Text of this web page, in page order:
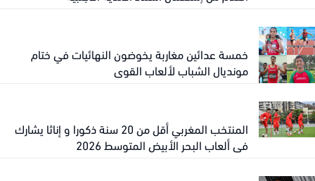
خمسة عدائين مغاربة يخوضون النهائيات في ختام
مونديال الشباب لألعاب القوى
المنتخب المغربي أقل من 20 سنة ذكورا و إناثا يشارك
في ألعاب البحر الأبيض المتوسط 2026